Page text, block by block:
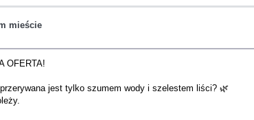
mieście
OFERTA!
jest tylko szumem wody i szelestem liści? 🌿